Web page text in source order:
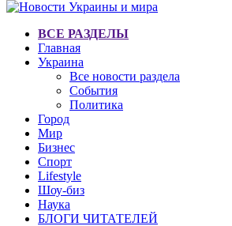
ВСЕ РАЗДЕЛЫ
Главная
Украина
Все новости раздела
События
Политика
Город
Мир
Бизнес
Спорт
Lifestyle
Шоу-биз
Наука
БЛОГИ ЧИТАТЕЛЕЙ